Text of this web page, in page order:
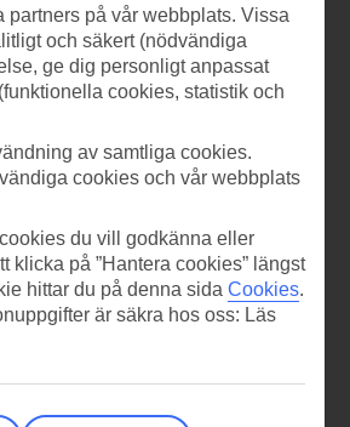
på vår webbplats. Vissa
och säkert (nödvändiga
ge dig personligt anpassat
cookies, statistik och
av samtliga cookies.
cookies och vår webbplats
du vill godkänna eller
klicka på ”Hantera cookies” längst
hittar du på denna sida Cookies.
är säkra hos oss: Läs